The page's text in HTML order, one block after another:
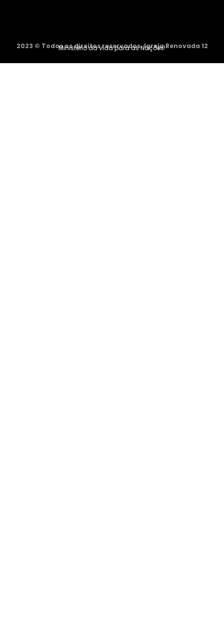
2023 © Todos os direitos reservados. Igreja Renovada 12
Ministério da vida para as Nações!